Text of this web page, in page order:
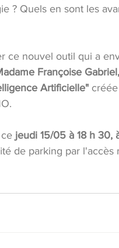
? Quels en sont les
ce nouvel outil qui a
Françoise
Artificielle"
jeudi 15/05 à 18 h 30,
de parking par l'accès